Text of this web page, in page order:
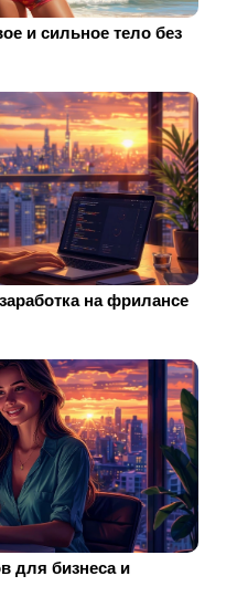
и сильное тело без
на фрилансе
для бизнеса и